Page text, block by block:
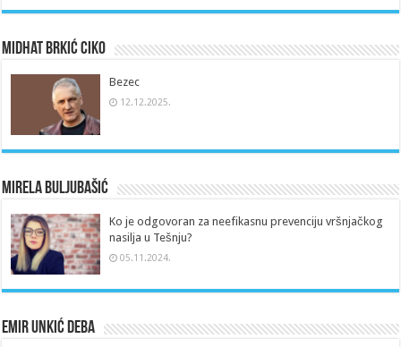
Midhat Brkić Ciko
Bezec
12.12.2025.
Mirela Buljubašić
Ko je odgovoran za neefikasnu prevenciju vršnjačkog
nasilja u Tešnju?
05.11.2024.
Emir Unkić Deba